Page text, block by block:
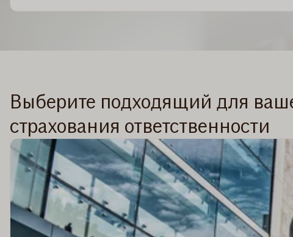
Выберите подходящий для
страхования ответственности